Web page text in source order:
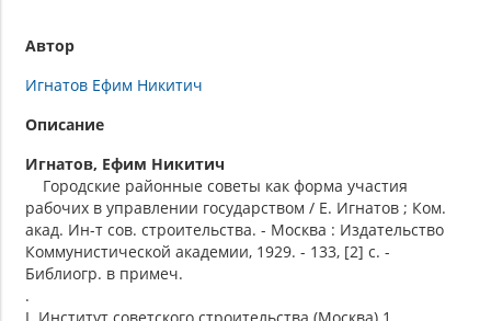
Автор
Игнатов Ефим Никитич
Описание
Игнатов, Ефим Никитич
Городские районные советы как форма участия
рабочих в управлении государством / Е. Игнатов ; Ком.
акад. Ин-т сов. строительства. - Москва : Издательство
Коммунистической академии, 1929. - 133, [2] с. -
Библиогр. в примеч.
.